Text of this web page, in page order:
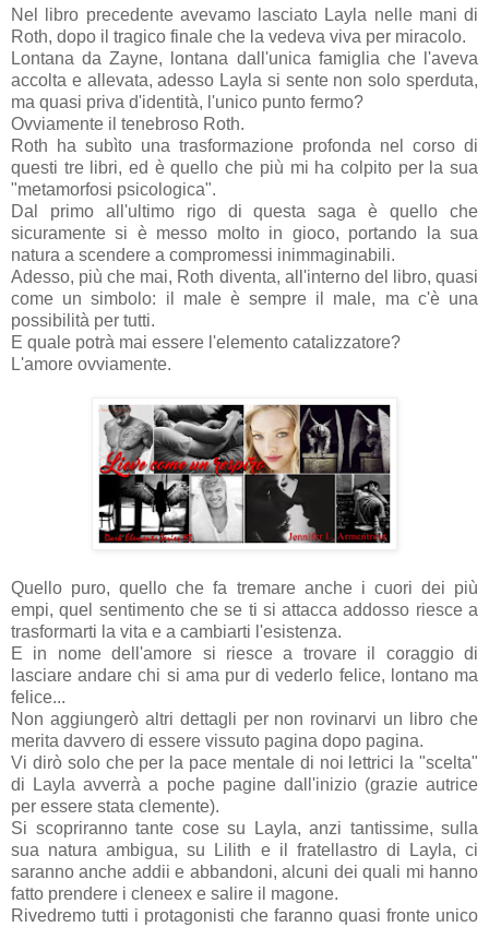
Nel libro precedente avevamo lasciato Layla nelle mani di
Roth, dopo il tragico finale che la vedeva viva per miracolo.
Lontana da Zayne, lontana dall'unica famiglia che l'aveva
accolta e allevata, adesso Layla si sente non solo sperduta,
ma quasi priva d'identità, l'unico punto fermo?
Ovviamente il tenebroso Roth.
Roth ha subìto una trasformazione profonda nel corso di
questi tre libri, ed è quello che più mi ha colpito per la sua
"metamorfosi psicologica".
Dal primo all'ultimo rigo di questa saga è quello che
sicuramente si è messo molto in gioco, portando la sua
natura a scendere a compromessi inimmaginabili.
Adesso, più che mai, Roth diventa, all'interno del libro, quasi
come un simbolo: il male è sempre il male, ma c'è una
possibilità per tutti.
E quale potrà mai essere l'elemento catalizzatore?
L'amore ovviamente.
Quello puro, quello che fa tremare anche i cuori dei più
empi, quel sentimento che se ti si attacca addosso riesce a
trasformarti la vita e a cambiarti l'esistenza.
E in nome dell'amore si riesce a trovare il coraggio di
lasciare andare chi si ama pur di vederlo felice, lontano ma
felice...
Non aggiungerò altri dettagli per non rovinarvi un libro che
merita davvero di essere vissuto pagina dopo pagina.
Vi dirò solo che per la pace mentale di noi lettrici la "scelta"
di
Laylaavverrà a poche pagine dall'inizio (grazie autrice
per essere stata clemente).
Si scopriranno tante cose su Layla, anzi tantissime, sulla
sua natura ambigua, su Lilith e il fratellastro di Layla, ci
saranno anche addii e abbandoni, alcuni dei quali mi hanno
fatto prendere i cleneex e salire il magone.
Rivedremo tutti i protagonisti che faranno quasi fronte unico